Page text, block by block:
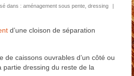
dans : aménagement sous pente dressing
d’une cloison de séparation
de caissons ouvrables d’un côté ou
partie dressing du reste de la